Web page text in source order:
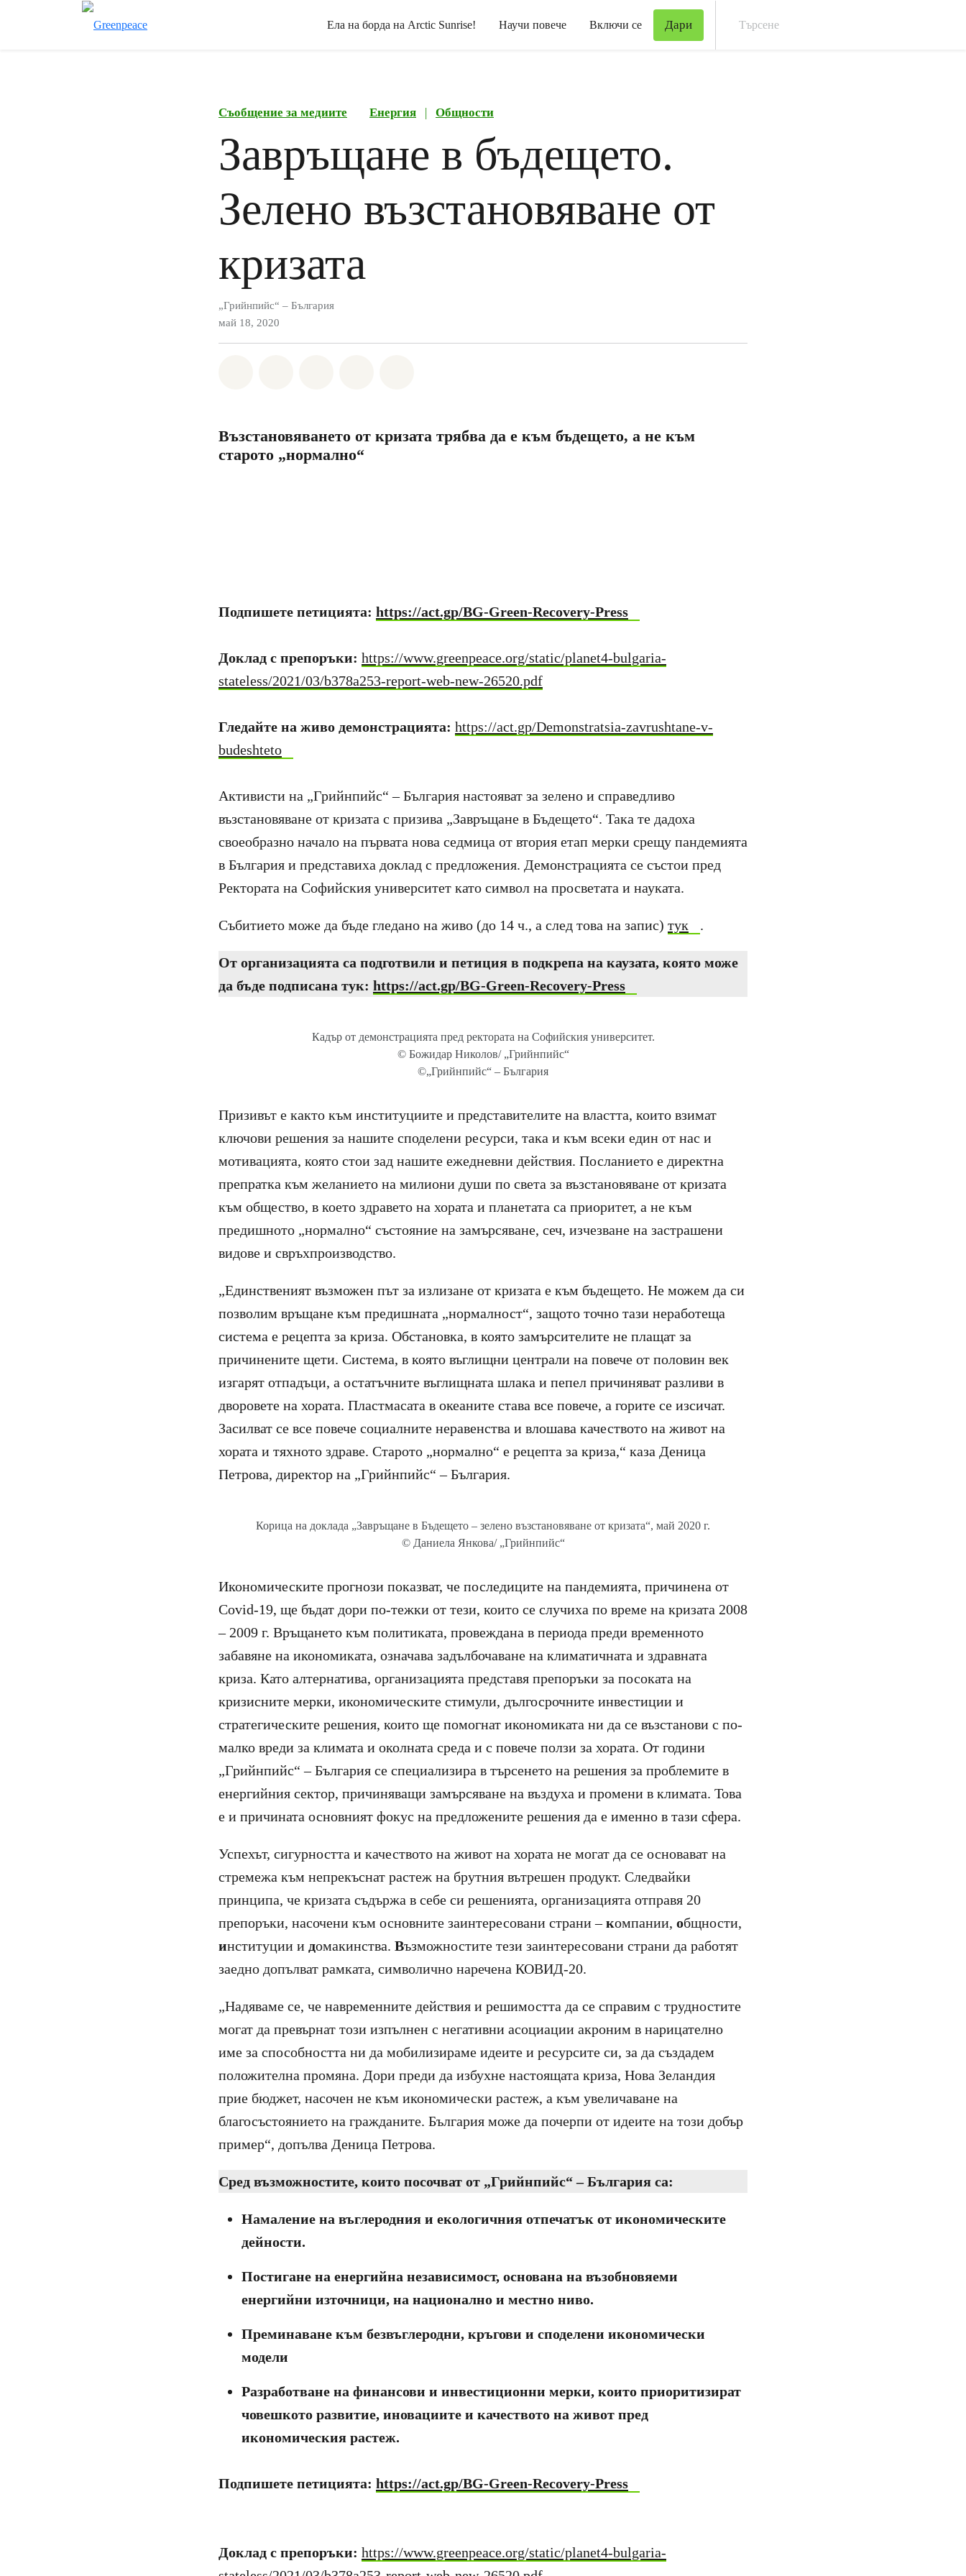
Ела на борда на Arctic Sunrise! Научи повече Включи се Дари
Съобщение за медиите Енергия | Общности
Завръщане в бъдещето.
Зелено възстановяване от
кризата
„Грийнпийс“ – България
май 18, 2020
Възстановяването от кризата трябва да е към бъдещето, а не към
старото „нормално“
Подпишете петицията: https://act.gp/BG-Green-Recovery-Press
Доклад с препоръки: https://www.greenpeace.org/static/planet4-bulgaria-
stateless/2021/03/b378a253-report-web-new-26520.pdf
Гледайте на живо демонстрацията: https://act.gp/Demonstratsia-zavrushtane-v-
budeshteto
Активисти на „Грийнпийс“ – България настояват за зелено и справедливо
възстановяване от кризата с призива „Завръщане в Бъдещето“. Така те дадоха
своеобразно начало на първата нова седмица от втория етап мерки срещу пандемията
в България и представиха доклад с предложения. Демонстрацията се състои пред
Ректората на Софийския университет като символ на просветата и науката.
Събитието може да бъде гледано на живо (до 14 ч., а след това на запис) тук .
От организацията са подготвили и петиция в подкрепа на каузата, която може
да бъде подписана тук: https://act.gp/BG-Green-Recovery-Press
Кадър от демонстрацията пред ректората на Софийския университет.
© Божидар Николов/ „Грийнпийс“
©„Грийнпийс“ – България
Призивът е както към институциите и представителите на властта, които взимат
ключови решения за нашите споделени ресурси, така и към всеки един от нас и
мотивацията, която стои зад нашите ежедневни действия. Посланието е директна
препратка към желанието на милиони души по света за възстановяване от кризата
към общество, в което здравето на хората и планетата са приоритет, а не към
предишното „нормално“ състояние на замърсяване, сеч, изчезване на застрашени
видове и свръхпроизводство.
„Единственият възможен път за излизане от кризата е към бъдещето. Не можем да си
позволим връщане към предишната „нормалност“, защото точно тази неработеща
система е рецепта за криза. Обстановка, в която замърсителите не плащат за
причинените щети. Система, в която въглищни централи на повече от половин век
изгарят отпадъци, а остатъчните въглищната шлака и пепел причиняват разливи в
дворовете на хората. Пластмасата в океаните става все повече, а горите се изсичат.
Засилват се все повече социалните неравенства и влошава качеството на живот на
хората и тяхното здраве. Старото „нормално“ е рецепта за криза,“ каза Деница
Петрова, директор на „Грийнпийс“ – България.
Корица на доклада „Завръщане в Бъдещето – зелено възстановяване от кризата“, май 2020 г.
© Даниела Янкова/ „Грийнпийс“
Икономическите прогнози показват, че последиците на пандемията, причинена от
Covid-19, ще бъдат дори по-тежки от тези, които се случиха по време на кризата 2008
– 2009 г. Връщането към политиката, провеждана в периода преди временното
забавяне на икономиката, означава задълбочаване на климатичната и здравната
криза. Като алтернатива, организацията представя препоръки за посоката на
кризисните мерки, икономическите стимули, дългосрочните инвестиции и
стратегическите решения, които ще помогнат икономиката ни да се възстанови с по-
малко вреди за климата и околната среда и с повече ползи за хората. От години
„Грийнпийс“ – България се специализира в търсенето на решения за проблемите в
енергийния сектор, причиняващи замърсяване на въздуха и промени в климата. Това
е и причината основният фокус на предложените решения да е именно в тази сфера.
Успехът, сигурността и качеството на живот на хората не могат да се основават на
стремежа към непрекъснат растеж на брутния вътрешен продукт. Следвайки
принципа, че кризата съдържа в себе си решенията, организацията отправя 20
препоръки, насочени към основните заинтересовани страни –компании, общности,
институции и домакинства. Възможностите тези заинтересовани страни да работят
заедно допълват рамката, символично наречена КОВИД-20.
„Надяваме се, че навременните действия и решимостта да се справим с трудностите
могат да превърнат този изпълнен с негативни асоциации акроним в нарицателно
име за способността ни да мобилизираме идеите и ресурсите си, за да създадем
положителна промяна. Дори преди да избухне настоящата криза, Нова Зеландия
прие бюджет, насочен не към икономически растеж, а към увеличаване на
благосъстоянието на гражданите. България може да почерпи от идеите на този добър
пример“, допълва Деница Петрова.
Сред възможностите, които посочват от „Грийнпийс“ – България са:
Намаление на въглеродния и екологичния отпечатък от икономическите
дейности.
Постигане на енергийна независимост, основана на възобновяеми
енергийни източници, на национално и местно ниво.
Преминаване към безвъглеродни, кръгови и споделени икономически
модели
Разработване на финансови и инвестиционни мерки, които приоритизират
човешкото развитие, иновациите и качеството на живот пред
икономическия растеж.
Подпишете петицията: https://act.gp/BG-Green-Recovery-Press
Доклад с препоръки: https://www.greenpeace.org/static/planet4-bulgaria-